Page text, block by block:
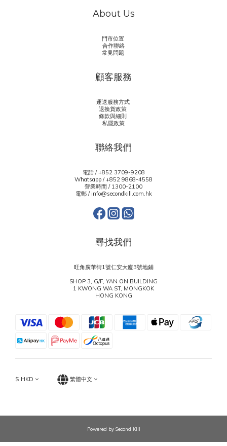
About Us
門市位置
合作聯絡
常見問題
顧客服務
運送服務方式
退換貨政策
條款與細則
私隱政策
聯絡我們
電話 / +852 3709-9208
Whatsapp /+852 9868-4558
營業時間 / 1300-2100
電郵 / info@secondkill.com.hk
尋找我們
旺角廣華街1號仁安大廈3號地鋪
SHOP 3, G/F, YAN ON BUILDING
1 KWONG WA ST, MONGKOK
HONG KONG
$ HKD 繁體中文
Powered by Second Kill